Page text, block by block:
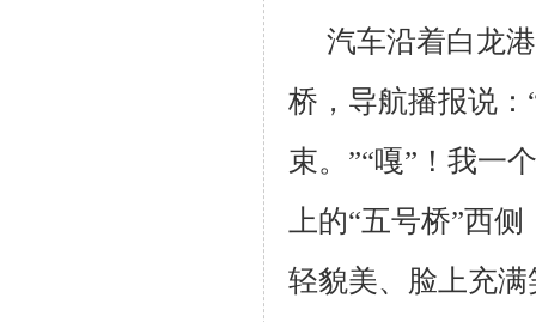
汽车沿着白龙
桥，导航播报说
束。”“嘎”！我一
上的“五号桥”西
轻貌美、脸上充满